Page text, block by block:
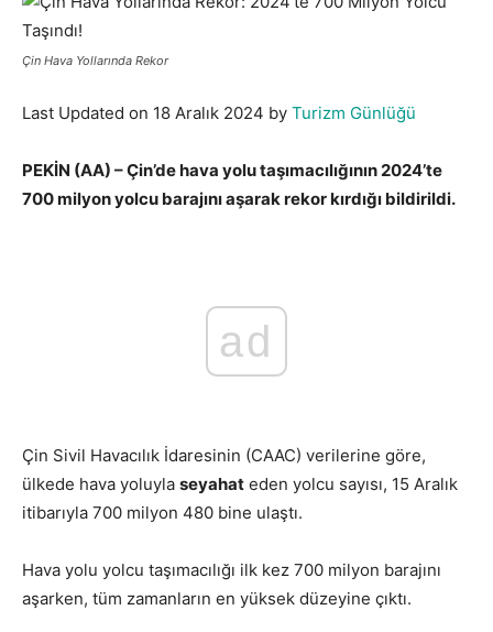
Çin Hava Yollarında Rekor
Last Updated on 18 Aralık 2024 by Turizm Günlüğü
PEKİN (AA) – Çin’de hava yolu taşımacılığının 2024’te
700 milyon yolcu barajını aşarak rekor kırdığı bildirildi.
ad
Çin Sivil Havacılık İdaresinin (CAAC) verilerine göre,
ülkede hava yoluyla seyahat eden yolcu sayısı, 15 Aralık
itibarıyla 700 milyon 480 bine ulaştı.
Hava yolu yolcu taşımacılığı ilk kez 700 milyon barajını
aşarken, tüm zamanların en yüksek düzeyine çıktı.